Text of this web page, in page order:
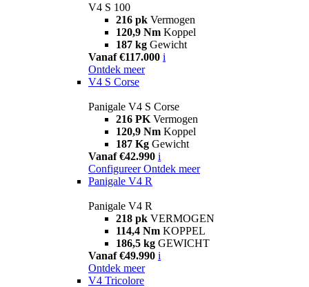
V4 S 100
216 pk Vermogen
120,9 Nm Koppel
187 kg Gewicht
Vanaf €117.000 i
Ontdek meer
V4 S Corse
Panigale V4 S Corse
216 PK Vermogen
120,9 Nm Koppel
187 Kg Gewicht
Vanaf €42.990 i
Configureer Ontdek meer
Panigale V4 R
Panigale V4 R
218 pk VERMOGEN
114,4 Nm KOPPEL
186,5 kg GEWICHT
Vanaf €49.990 i
Ontdek meer
V4 Tricolore